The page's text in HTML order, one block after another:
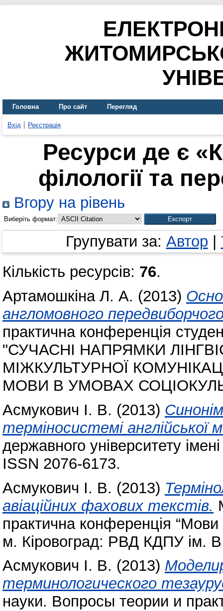
Головна Про сайт Перегляд
Вхід Реєстрація
Ресурси де є
філології та
Вгору на рівень
Виберіть формат:
Групувати за: Автор
Кількість ресурсів: 76.
Артамошкіна Л. А. (2013)
англомовного
практична конференція
"СУЧАСНІ НАПРЯМКИ
МІЖКУЛЬТУРНОЇ
МОВИ В УМОВАХ
Асмукович І. В. (2013)
терміносистемі англійської
державного університету
ISSN 2076-6173.
Асмукович І. В. (2013)
авіаційних фахових текстів.
практична конференція “Мови
м. Кіровоград: РВД КДПУ ім.
Асмукович І. В. (2013)
терминологического
науки. Вопросы теории и